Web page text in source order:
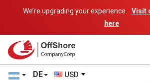
We’re upgrading your experience.
Visit
here
DE USD
Sie lesen eine Deutsche